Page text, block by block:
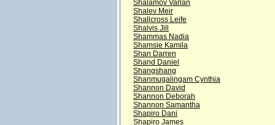
Shalamov Varlan
Shalev Meir
Shallcross Leife
Shalvis Jill
Shammas Nadia
Shamsie Kamila
Shan Darren
Shand Daniel
Shangshang
Shanmugalingam Cynthia
Shannon David
Shannon Deborah
Shannon Samantha
Shapiro Dani
Shapiro James